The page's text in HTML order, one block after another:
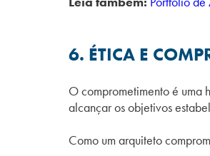
6. ÉTICA E
O comprometimento é uma
alcançar os objetivos
Como um arquiteto